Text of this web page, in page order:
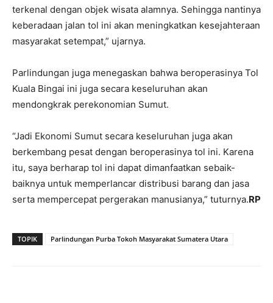
terkenal dengan objek wisata alamnya. Sehingga nantinya
keberadaan jalan tol ini akan meningkatkan kesejahteraan
masyarakat setempat,” ujarnya.
Parlindungan juga menegaskan bahwa beroperasinya Tol
Kuala Bingai ini juga secara keseluruhan akan
mendongkrak perekonomian Sumut.
“Jadi Ekonomi Sumut secara keseluruhan juga akan
berkembang pesat dengan beroperasinya tol ini. Karena
itu, saya berharap tol ini dapat dimanfaatkan sebaik-
baiknya untuk memperlancar distribusi barang dan jasa
serta mempercepat pergerakan manusianya,” tuturnya.RP
TOPIK Parlindungan Purba Tokoh Masyarakat Sumatera Utara